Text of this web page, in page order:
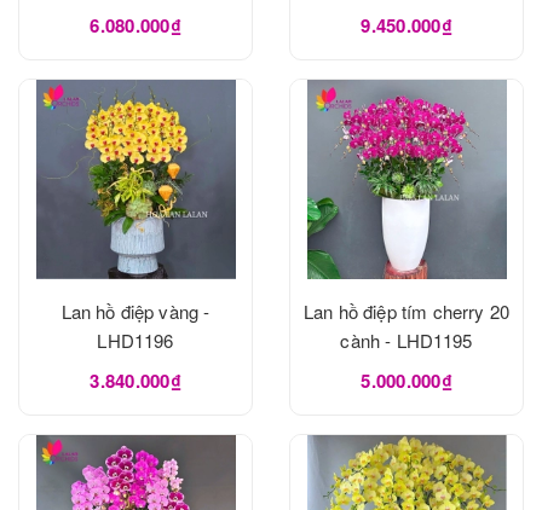
6.080.000₫ 9.450.000₫
Lan hồ điệp vàng -
LHD1196
3.840.000₫
Lan hồ điệp tím cherry 20
cành - LHD1195
5.000.000₫